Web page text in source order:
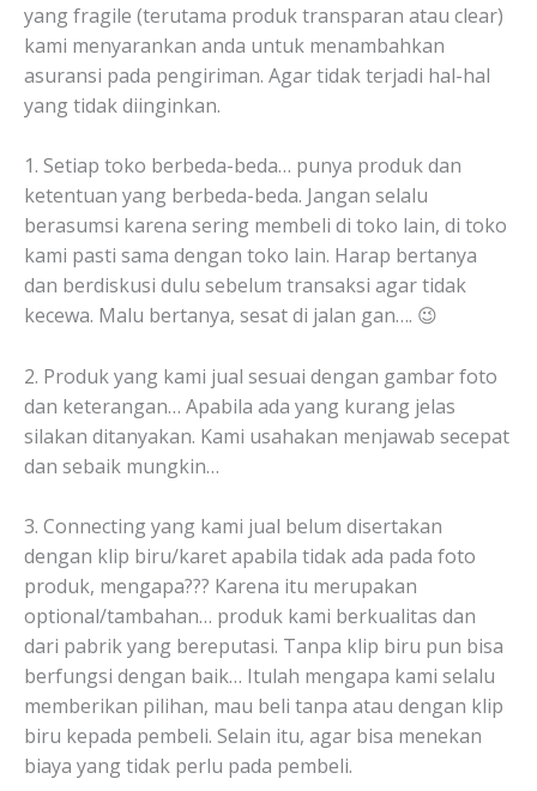
yang fragile (terutama produk transparan atau clear)
kami menyarankan anda untuk menambahkan
asuransi pada pengiriman. Agar tidak terjadi hal-hal
yang tidak diinginkan.
1. Setiap toko berbeda-beda… punya produk dan
ketentuan yang berbeda-beda. Jangan selalu
berasumsi karena sering membeli di toko lain, di toko
kami pasti sama dengan toko lain. Harap bertanya
dan berdiskusi dulu sebelum transaksi agar tidak
kecewa. Malu bertanya, sesat di jalan gan…. 😉
2. Produk yang kami jual sesuai dengan gambar foto
dan keterangan… Apabila ada yang kurang jelas
silakan ditanyakan. Kami usahakan menjawab secepat
dan sebaik mungkin…
3. Connecting yang kami jual belum disertakan
dengan klip biru/karet apabila tidak ada pada foto
produk, mengapa??? Karena itu merupakan
optional/tambahan… produk kami berkualitas dan
dari pabrik yang bereputasi. Tanpa klip biru pun bisa
berfungsi dengan baik… Itulah mengapa kami selalu
memberikan pilihan, mau beli tanpa atau dengan klip
biru kepada pembeli. Selain itu, agar bisa menekan
biaya yang tidak perlu pada pembeli.